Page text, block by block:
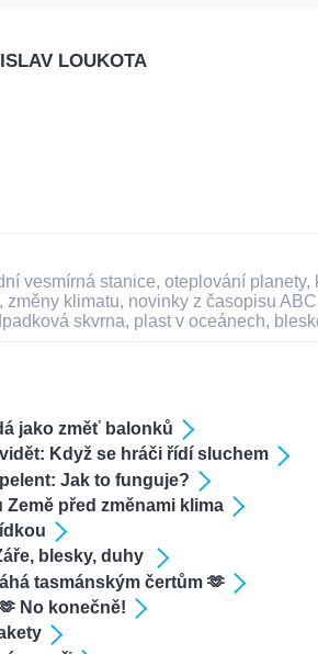
LOUKOTA
vesmírná stanice, oteplování planety,
, změny klimatu, novinky z časopisu ABC
skvrna, plast v oceánech,
jako změť balonků
Když se hráči řídí sluchem
Jak to funguje?
před změnami klima
blesky, duhy
tasmánským čertům 🫶
No konečně!